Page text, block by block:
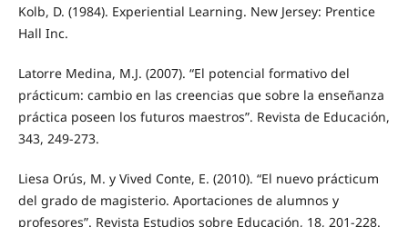
Kolb, D. (1984). Experiential Learning. New Jersey: Prentice
Hall Inc.
Latorre Medina, M.J. (2007). “El potencial formativo del
prácticum: cambio en las creencias que sobre la enseñanza
práctica poseen los futuros maestros”. Revista de Educación,
343, 249-273.
Liesa Orús, M. y Vived Conte, E. (2010). “El nuevo prácticum
del grado de magisterio. Aportaciones de alumnos y
profesores”. Revista Estudios sobre Educación, 18, 201-228.